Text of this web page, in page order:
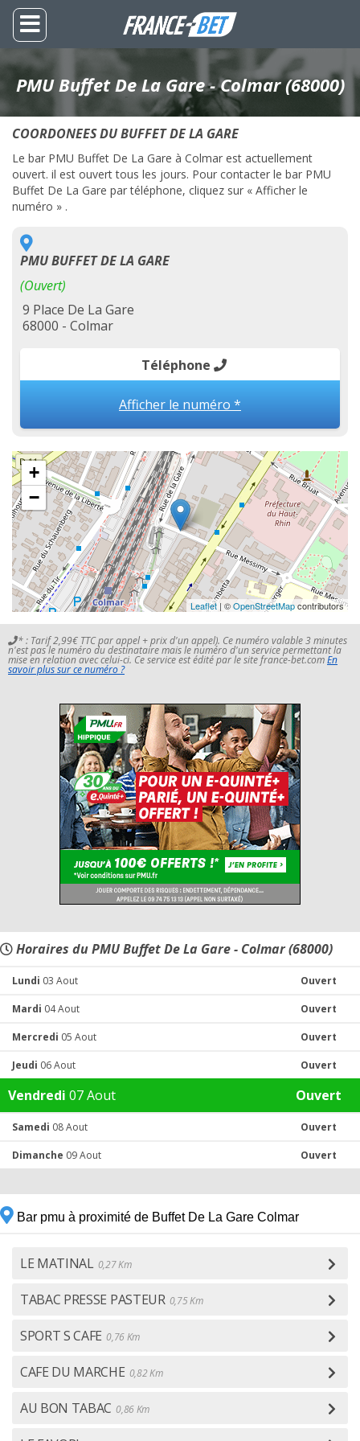
PMU Buffet De La Gare - Colmar (68000)
COORDONEES DU BUFFET DE LA GARE
Le bar PMU Buffet De La Gare à Colmar est actuellement
ouvert. il est ouvert tous les jours. Pour contacter le bar PMU
Buffet De La Gare par téléphone, cliquez sur « Afficher le
numéro » .
PMU BUFFET DE LA GARE
(Ouvert)
9 Place De La Gare
68000 - Colmar
Téléphone
Afficher le numéro *
+
−
Leaflet | ©OpenStreetMapcontributors
* : Tarif 2,99€ TTC par appel + prix d'un appel). Ce numéro valable 3 minutes
n'est pas le numéro du destinataire mais le numéro d'un service permettant la
mise en relation avec celui-ci. Ce service est édité par le site france-bet.comEn
savoir plus sur ce numéro ?
Horaires du PMU Buffet De La Gare - Colmar (68000)
Lundi 03 Aout Ouvert
Mardi 04 Aout Ouvert
Mercredi 05 Aout Ouvert
Jeudi 06 Aout Ouvert
Vendredi 07 Aout Ouvert
Samedi 08 Aout Ouvert
Dimanche 09 Aout Ouvert
Bar pmu à proximité de Buffet De La Gare Colmar
LE MATINAL 0,27 Km
TABAC PRESSE PASTEUR 0,75 Km
SPORT S CAFE 0,76 Km
CAFE DU MARCHE 0,82 Km
AU BON TABAC 0,86 Km